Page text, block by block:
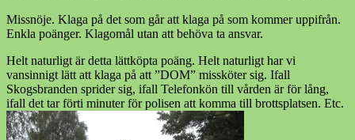
Missnöje. Klaga på det som går att klaga på som kommer uppifrån.
Enkla poänger. Klagomål utan att behöva ta ansvar.
Helt naturligt är detta lättköpta poäng. Helt naturligt har vi
vansinnigt lätt att klaga på att ”DOM” missköter sig. Ifall
Skogsbranden sprider sig, ifall Telefonkön till vården är för lång,
ifall det tar förti minuter för polisen att komma till brottsplatsen. Etc.